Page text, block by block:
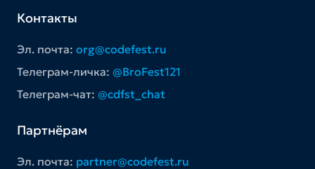
Контакты
Эл. почта: org@codefest.ru
Телеграм-личка: @BroFest121
Телеграм-чат: @cdfst_chat
Партнёрам
Эл. почта: partner@codefest.ru